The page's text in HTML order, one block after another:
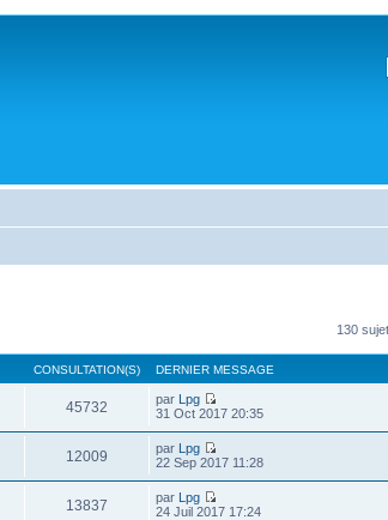
130
CONSULTATION(S) DERNIER MESSAGE
45732 par Lpg
31 Oct 2017 20:35
12009 par Lpg
22 Sep 2017 11:28
13837 par Lpg
24 Juil 2017 17:24